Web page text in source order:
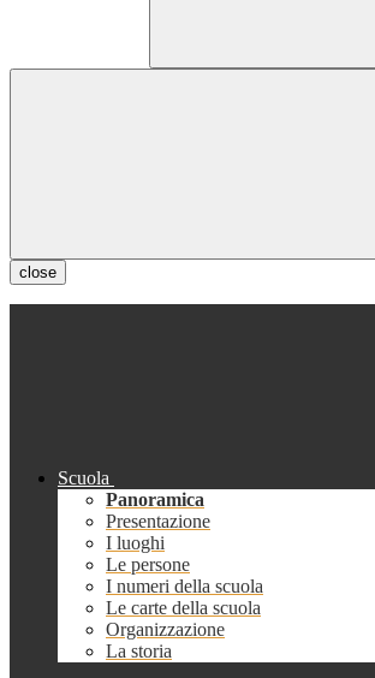
close
Scuola
Panoramica
Presentazione
I luoghi
Le persone
I numeri della scuola
Le carte della scuola
Organizzazione
La storia